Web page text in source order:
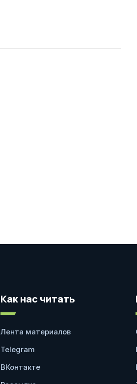
Как нас читать
Лента материалов
Telegram
ВКонтакте